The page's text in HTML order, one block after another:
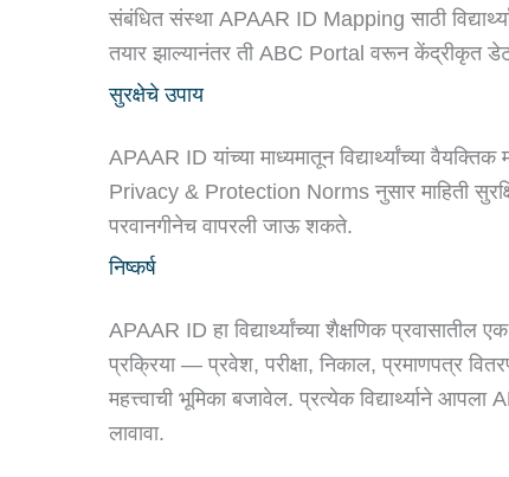
संबंधित संस्था APAAR ID Mapping साठी
तयार झाल्यानंतर ती ABC Portal वरून केंद्रीकृत
सुरक्षेचे उपाय
APAAR ID यांच्या माध्यमातून विद्यार्थ्यांच्या
Privacy & Protection Norms नुसार माहिती
परवानगीनेच वापरली जाऊ शकते.
निष्कर्ष
APAAR ID हा विद्यार्थ्यांच्या शैक्षणिक प्रवासातील
प्रक्रिया — प्रवेश, परीक्षा, निकाल, प्रमाणपत्र
महत्त्वाची भूमिका बजावेल. प्रत्येक विद्यार्थ्याने
लावावा.